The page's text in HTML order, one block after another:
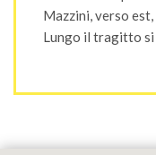
Mazzini, verso
Lungo il tragitto si